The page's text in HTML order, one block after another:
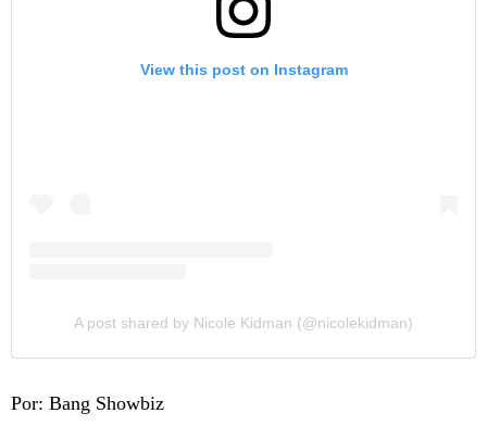
View this post on Instagram
A post shared by Nicole Kidman (@nicolekidman)
Por: Bang Showbiz